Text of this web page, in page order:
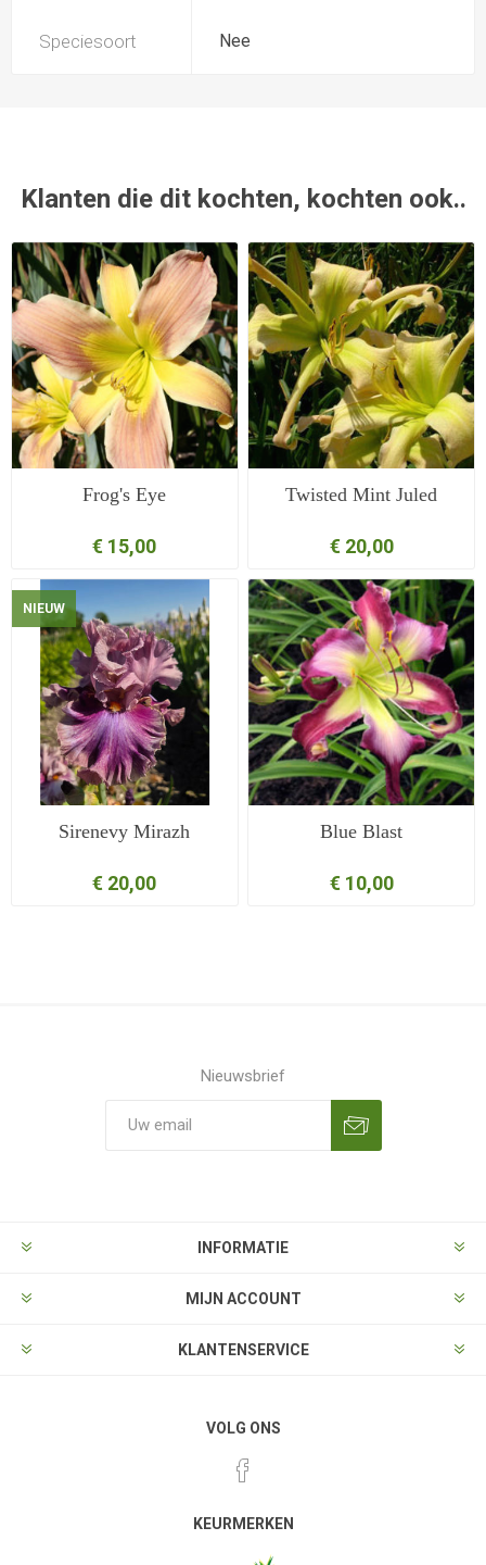
Speciesoort Nee
Klanten die dit kochten, kochten ook..
Frog's Eye
€ 15,00
Twisted Mint Juled
€ 20,00
NIEUW
Sirenevy Mirazh
€ 20,00
Blue Blast
€ 10,00
Nieuwsbrief
INFORMATIE
MIJN ACCOUNT
KLANTENSERVICE
VOLG ONS
KEURMERKEN